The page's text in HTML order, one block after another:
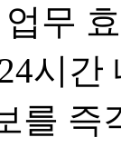
무 효
시
를 즉